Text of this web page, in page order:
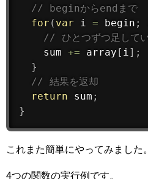
// beginからendまで
for ( var i = begin ;
// ひとつずつ足してい
    sum
+= array [ i] ;
}
// 結果を返却
return sum ;
}
これまた簡単にやってみました。
4つの関数の実行例です。